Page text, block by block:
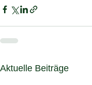
Aktuelle Beiträge